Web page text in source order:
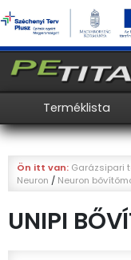
Terméklista
Ön itt van: Garázsipari
Neuron / Neuron
UNIPI